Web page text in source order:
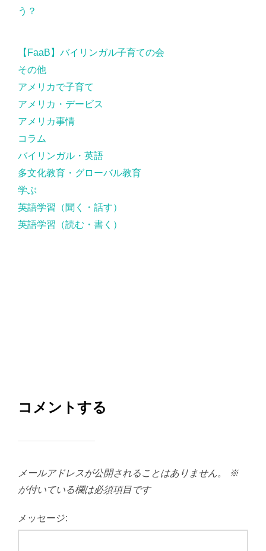
う？
【FaaB】バイリンガル子育ての会
その他
アメリカで子育て
アメリカ・デービス
アメリカ事情
コラム
バイリンガル・英語
多文化教育・グローバル教育
学ぶ
英語学習（聞く・話す）
英語学習（読む・書く）
コメントする
メールアドレスが公開されることはありません。
※
が付いている欄は必須項目です
メッセージ: